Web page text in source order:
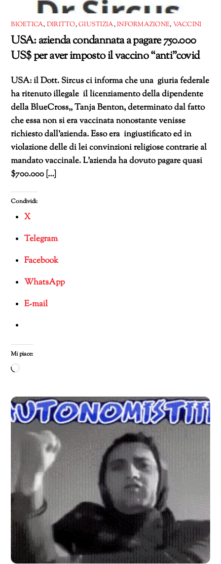
BIOETICA, DIRITTO,GIUSTIZIA,INFORMAZIONE, VACCINI
USA: azienda condannata a pagare 750.000
US$ per aver imposto il vaccino “anti”covid
USA: il Dott. Sircus ci informa che una giuria federale
ha ritenuto illegale il licenziamento della dipendente
della BlueCross,, Tanja Benton, determinato dal fatto
che essa non si era vaccinata nonostante venisse
richiesto dall’azienda. Esso era ingiustificato ed in
violazione delle di lei convinzioni religiose contrarie al
mandato vaccinale. L’azienda ha dovuto pagare quasi
$700.000 […]
Condividi:
X
Telegram
Facebook
WhatsApp
E-mail
Mi piace:
Caricamento
corso…